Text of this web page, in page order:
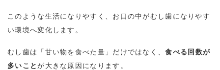
このような生活になりやすく、お口の中がむし歯になりやす
い環境へ変化します。
むし歯は「甘い物を食べた量」だけではなく、食べる回数が
多いことが大きな原因になります。